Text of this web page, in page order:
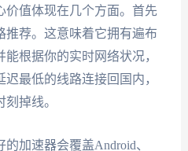
价值体现在几个方面。首先
推荐。这意味着它拥有遍布
根据你的实时网络状况，
最低的线路连接回国内，
掉线。
加速器会覆盖Android、